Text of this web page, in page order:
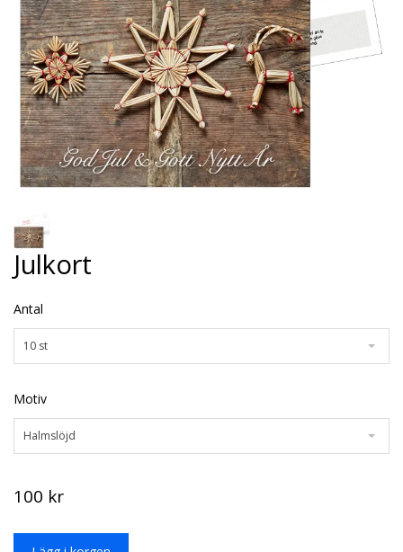
Julkort
Antal
10 st
Motiv
Halmslöjd
100 kr